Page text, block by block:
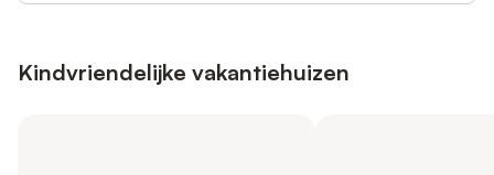
Kindvriendelijke vakantiehuizen